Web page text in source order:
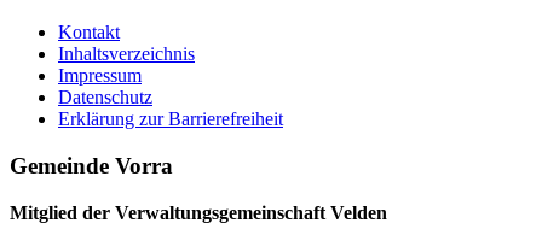
Kontakt
Inhaltsverzeichnis
Impressum
Datenschutz
Erklärung zur Barrierefreiheit
Gemeinde Vorra
Mitglied der Verwaltungsgemeinschaft Velden